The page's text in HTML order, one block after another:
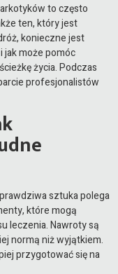
to często
ten, który jest
konieczne jest
jak może pomóc
życia. Podczas
profesjonalistów
sztuka polega
które mogą
leczenia. Nawroty są
normą niż wyjątkiem.
przygotować się na